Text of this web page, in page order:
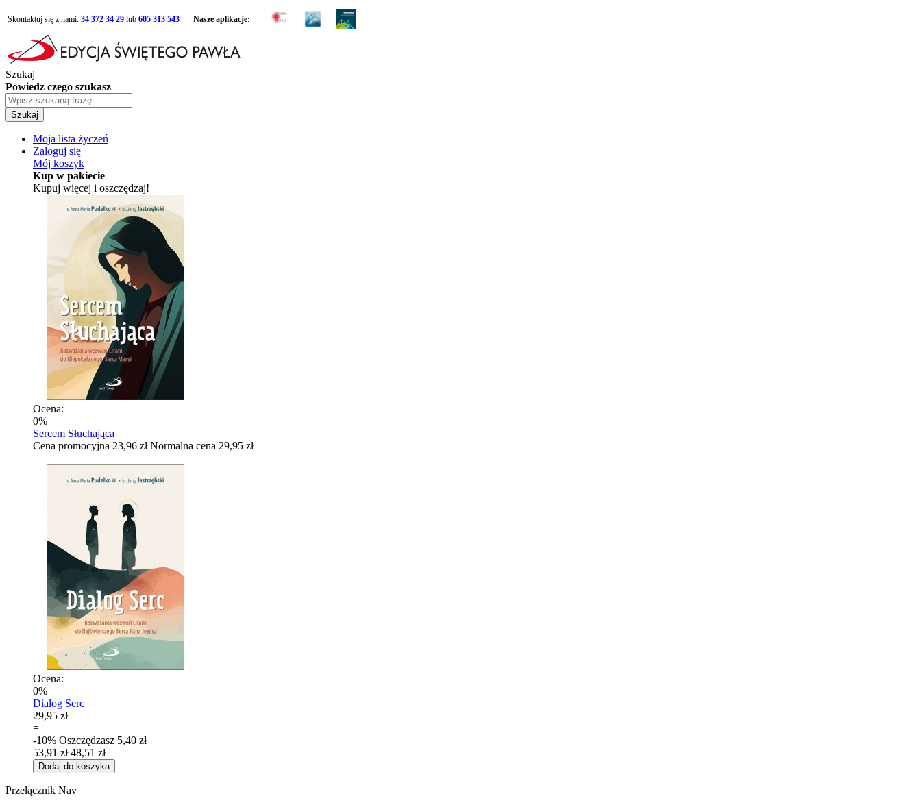
Skontaktuj się z nami: 34 372 34 29 lub 605 313 543 Nasze aplikacje:
Szukaj
Powiedz czego szukasz
Szukaj
Moja lista życzeń
Zaloguj się
Mój koszyk
Kup w pakiecie
Kupuj więcej i oszczędzaj!
Ocena:
0%
Sercem Słuchająca
Cena promocyjna 23,96 zł Normalna cena 29,95 zł
+
Ocena:
0%
Dialog Serc
29,95 zł
=
-10% Oszczędzasz 5,40 zł
53,91 zł 48,51 zł
Dodaj do koszyka
Przełącznik Nav